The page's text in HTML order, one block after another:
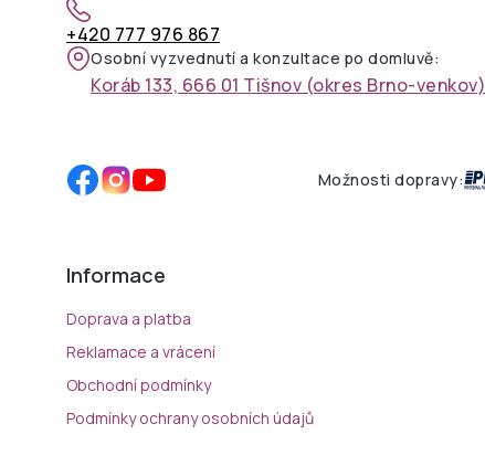
+420 777 976 867
Osobní vyzvednutí a konzultace po domluvě:
Koráb 133, 666 01 Tišnov (okres Brno-venkov)
Možnosti dopravy:
Informace
Doprava a platba
Reklamace a vrácení
Obchodní podmínky
Podmínky ochrany osobních údajů